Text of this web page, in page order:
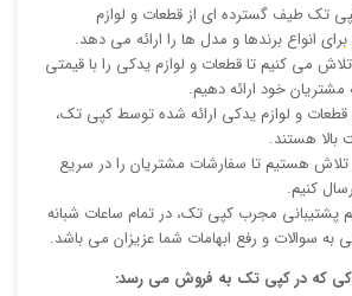
تک طیف گسترده ای از قطعات و لوازم
برای انواع برندها و مدل ها را ارائه می دهد.
می کنیم تا قطعات و لوازم یدکی را با قیمتی
خود ارائه دهیم.
و لوازم یدکی ارائه شده توسط کپی تک،
بالا هستند.
تلاش هستیم تا سفارشات مشتریان را در سریع
کنیم.
پشتیبانی مجرب کپی تک، در تمام ساعات شبانه
به سوالات و رفع ابهامات شما عزیزان می باشد.
که در کپی تک به فروش می رسد: